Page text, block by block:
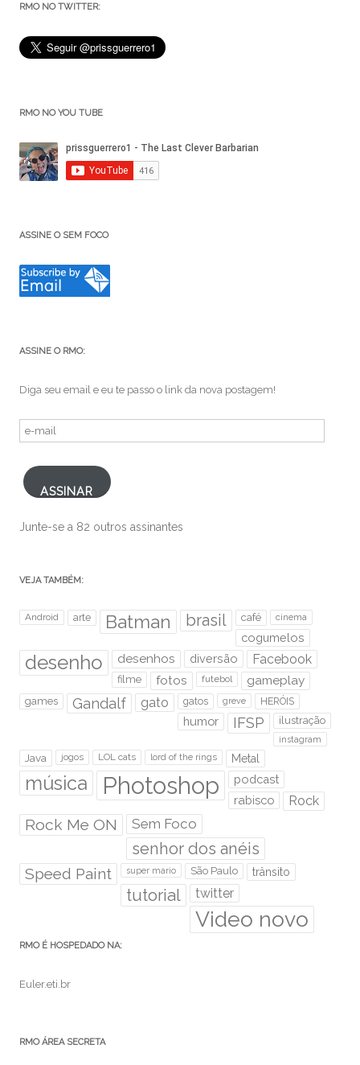
RMO NO TWITTER:
RMO NO YOU TUBE
ASSINE O SEM FOCO
ASSINE O RMO:
Diga seu email e eu te passo o link da nova postagem!
e-
ASSINAR
Junte-se a 82 outros assinantes
VEJA TAMBÉM:
Android arte Batman brasil café cinema
cogumelos
desenho desenhos diversão Facebook
filme fotos futebol gameplay
games Gandalf gato gatos greve HERÓIS
humor IFSP ilustração
instagram
Java jogos LOL cats lord of the rings Metal
música Photoshop
podcast
rabisco
Rock
Rock Me ON Sem Foco
senhor dos anéis
Speed Paint super mario São Paulo trânsito
tutorial twitter
Video novo
RMO É HOSPEDADO NA:
Euler.eti.br
RMO ÁREA SECRETA